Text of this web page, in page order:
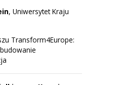
, Uniwersytet Kraju
Transform4Europe: